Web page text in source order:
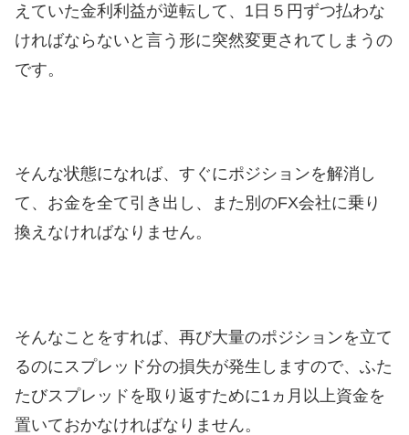
えていた金利利益が逆転して、1日５円ずつ払わな
ければならないと言う形に突然変更されてしまうの
です。
そんな状態になれば、すぐにポジションを解消し
て、お金を全て引き出し、また別のFX会社に乗り
換えなければなりません。
そんなことをすれば、再び大量のポジションを立て
るのにスプレッド分の損失が発生しますので、ふた
たびスプレッドを取り返すために1ヵ月以上資金を
置いておかなければなりません。